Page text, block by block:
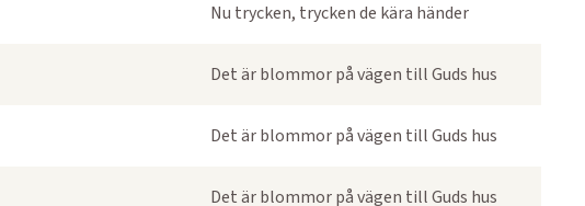
Nu trycken, trycken de kära händer
Det är blommor på vägen till Guds hus
Det är blommor på vägen till Guds hus
Det är blommor på vägen till Guds hus